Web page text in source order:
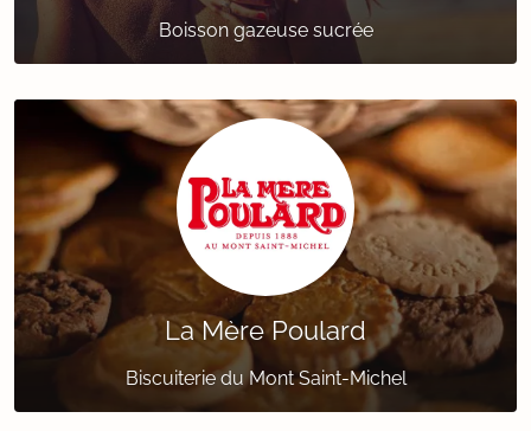
Boisson gazeuse sucrée
La Mère Poulard
Biscuiterie du Mont Saint-Michel